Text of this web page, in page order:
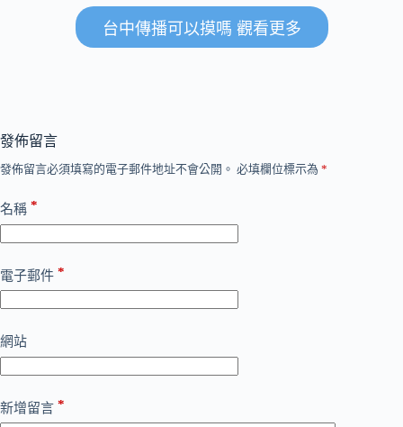
台中傳播可以摸嗎 觀看更多
發佈留言
發佈留言必須填寫的電子郵件地址不會公開。 必填欄位標示為 *
名稱 *
電子郵件 *
網站
新增留言 *